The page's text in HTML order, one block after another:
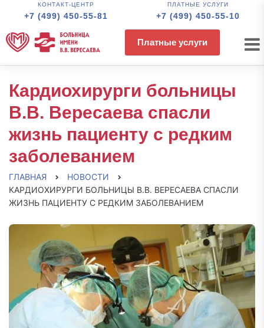
КОНТАКТ-ЦЕНТР
+7 (499) 450-55-81
ПЛАТНЫЕ УСЛУГИ
+7 (499) 450-55-10
Платные услуги
Кардиохирурги больницы
В.В. Вересаева спасли
жизнь пациенту с редким
заболеванием
ГЛАВНАЯ
НОВОСТИ
КАРДИОХИРУРГИ БОЛЬНИЦЫ В.В. ВЕРЕСАЕВА СПАСЛИ
ЖИЗНЬ ПАЦИЕНТУ С РЕДКИМ ЗАБОЛЕВАНИЕМ